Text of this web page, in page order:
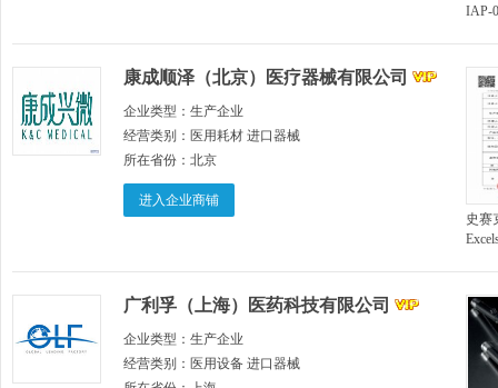
IAP-
康成顺泽（北京）医疗器械有限公司
企业类型： 生产企业
经营类别： 医用耗材 进口器械
所在省份： 北京
进入企业商铺
史赛
广利孚（上海）医药科技有限公司
企业类型： 生产企业
经营类别： 医用设备 进口器械